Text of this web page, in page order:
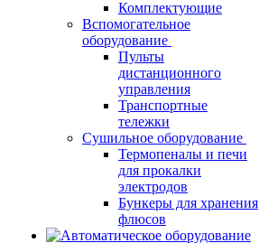
Комплектующие
Вспомогательное
оборудование
Пульты
дистанционного
управления
Транспортные
тележки
Сушильное оборудование
Термопеналы и печи
для прокалки
электродов
Бункеры для хранения
флюсов